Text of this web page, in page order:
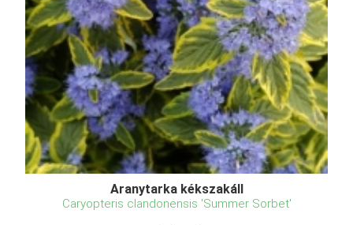
Aranytarka kékszakáll
Caryopteris clandonensis 'Summer Sorbet'